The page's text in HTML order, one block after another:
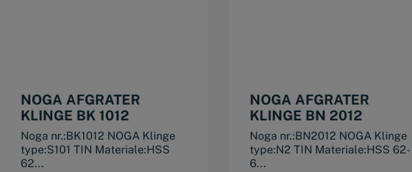
NOGA AFGRATER
KLINGE BK 1012
Noga nr.:BK1012 NOGA Klinge
type:S101 TIN Materiale:HSS
62...
NOGA AFGRATER
KLINGE BN 2012
Noga nr.:BN2012 NOGA Klinge
type:N2 TIN Materiale:HSS 62-
6...